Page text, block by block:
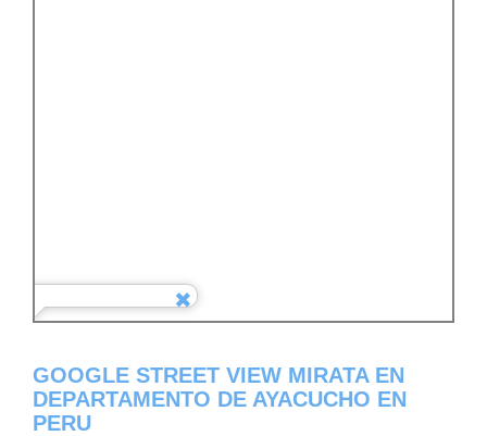
GOOGLE STREET VIEW MIRATA EN
DEPARTAMENTO DE AYACUCHO EN
PERU